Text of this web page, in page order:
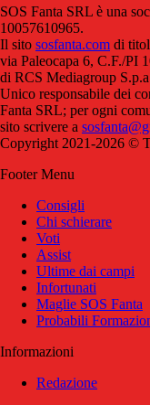
SOS Fanta SRL è una
10057610965.
Il sito sosfanta.com di
via Paleocapa 6, C.F./PI
di RCS Mediagroup
Unico responsabile dei
Fanta SRL; per ogni
sito scrivere a
Copyright 2021-2026 ©
Footer Menu
Consigli
Chi schierare
Voti
Assist
Ultime dai campi
Infortunati
Maglie SOS Fanta
Probabili
Informazioni
Redazione